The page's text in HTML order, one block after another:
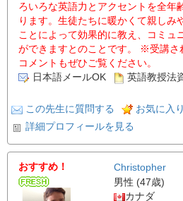
ろいろな英語力とアクセントを全年
ります。生徒たちに暖かくて親しみ
ことによって効果的に教え、コミュ
ができますとのことです。 ※受講さ
コメントもぜひご覧ください。
日本語メールOK
英語教授法
この先生に質問する
お気に入
詳細プロフィールを見る
おすすめ！
Christopher
男性 (47歳)
カナダ